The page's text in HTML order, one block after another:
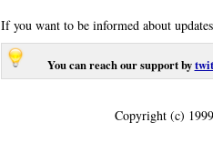
If you want to be informed about
You can reach our support by
Copyright (c)